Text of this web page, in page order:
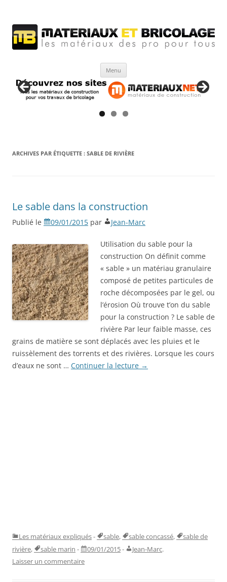
Menu
ARCHIVES PAR ÉTIQUETTE : SABLE DE RIVIÈRE
Le sable dans la construction
Publié le 09/01/2015 par Jean-Marc
Utilisation du sable pour la
construction On définit comme
« sable » un matériau granulaire
composé de petites particules de
roche décomposées par le gel, ou
l’érosion Où trouve t’on du sable
pour la construction ? Le sable de
rivière Par leur faible masse, ces
grains de matière se sont déplacés avec les pluies et le
ruissèlement des torrents et des rivières. Lorsque les cours
d’eaux ne sont … Continuer la lecture →
Les matériaux expliqués- sable, sable concassé,
sable de
rivière, sable marin - 09/01/2015- Jean-Marc.
Laisser un commentaire